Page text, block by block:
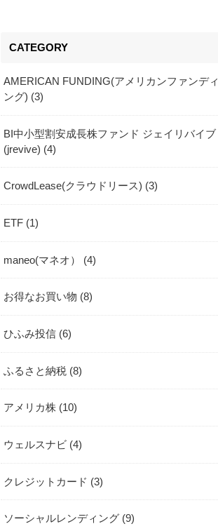
CATEGORY
AMERICAN FUNDING(アメリカンファンディ
ング) (3)
BI中小型割安成長株ファンド ジェイリバイブ
(jrevive) (4)
CrowdLease(クラウドリース) (3)
ETF (1)
maneo(マネオ） (4)
お得なお買い物 (8)
ひふみ投信 (6)
ふるさと納税 (8)
アメリカ株 (10)
ウェルスナビ (4)
クレジットカード (3)
ソーシャルレンディング (9)